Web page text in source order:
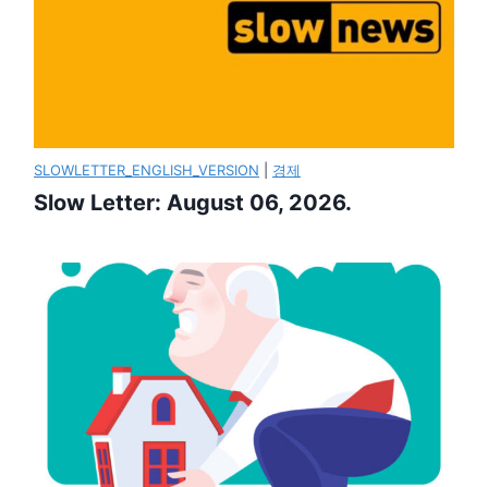
SLOWLETTER_ENGLISH_VERSION 경제
Slow Letter: August 06, 2026.